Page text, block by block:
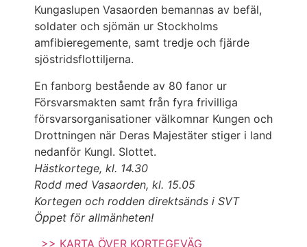
Kungaslupen Vasaorden bemannas av befäl,
soldater och sjömän ur Stockholms
amfibieregemente, samt tredje och fjärde
sjöstridsflottiljerna.
En fanborg bestående av 80 fanor ur
Försvarsmakten samt från fyra frivilliga
försvarsorganisationer välkomnar Kungen och
Drottningen när Deras Majestäter stiger i land
nedanför Kungl. Slottet.
Hästkortege, kl. 14.30
Rodd med Vasaorden, kl. 15.05
Kortegen och rodden direktsänds i SVT
Öppet för allmänheten!
>> KARTA ÖVER KORTEGEVÄG